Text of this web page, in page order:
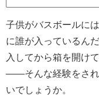
子供がバスボールに
に誰が入っているん
入してから箱を開け
——そんな経験をされ
いでしょうか。